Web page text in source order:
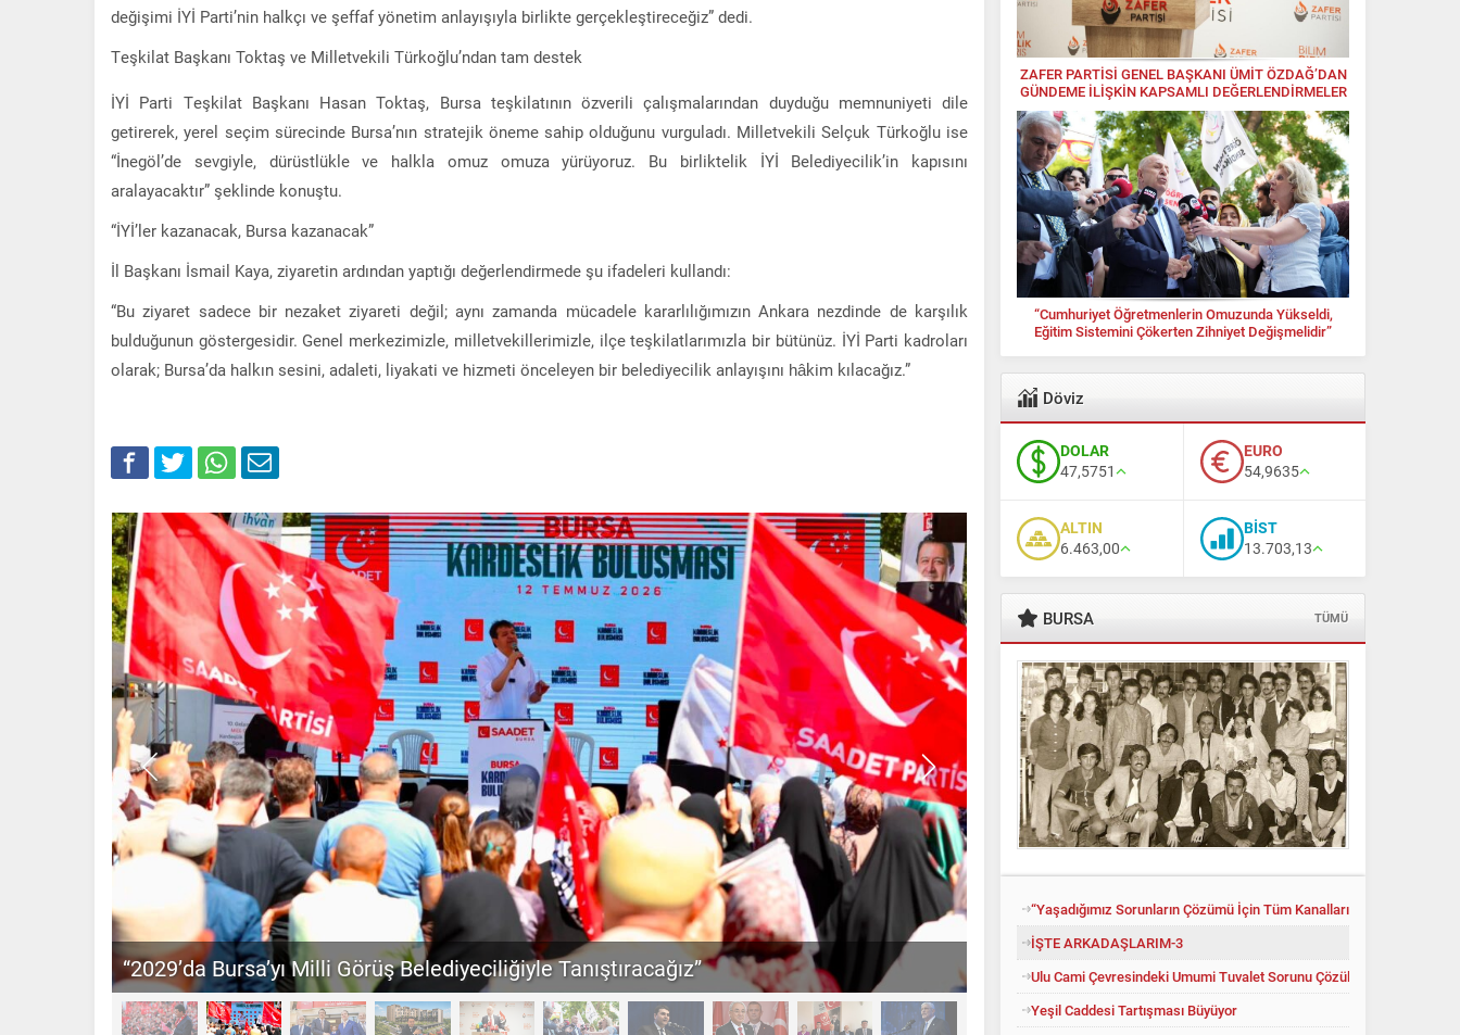
değişimi İYİ Parti’nin halkçı ve şeffaf yönetim anlayışıyla birlikte gerçekleştireceğiz” dedi.
Teşkilat Başkanı Toktaş ve Milletvekili Türkoğlu’ndan tam destek
İYİ Parti Teşkilat Başkanı Hasan Toktaş, Bursa teşkilatının özverili çalışmalarından duyduğu memnuniyeti dile
getirerek, yerel seçim sürecinde Bursa’nın stratejik öneme sahip olduğunu vurguladı. Milletvekili Selçuk Türkoğlu ise
“İnegöl’de sevgiyle, dürüstlükle ve halkla omuz omuza yürüyoruz. Bu birliktelik İYİ Belediyecilik’in kapısını
aralayacaktır” şeklinde konuştu.
“İYİ’ler kazanacak, Bursa kazanacak”
İl Başkanı İsmail Kaya, ziyaretin ardından yaptığı değerlendirmede şu ifadeleri kullandı:
“Bu ziyaret sadece bir nezaket ziyareti değil; aynı zamanda mücadele kararlılığımızın Ankara nezdinde de karşılık
bulduğunun göstergesidir. Genel merkezimizle, milletvekillerimizle, ilçe teşkilatlarımızla bir bütünüz. İYİ Parti kadroları
olarak; Bursa’da halkın sesini, adaleti, liyakati ve hizmeti önceleyen bir belediyecilik anlayışını hâkim kılacağız.”
“2029’da Bursa’yı Milli Görüş Belediyeciliğiyle Tanıştıracağız” Ali Babacan’dan Yeni İttifak Hamlesi
ZAFER PARTİSİ GENEL BAŞKANI ÜMİT ÖZDAĞ’DAN
GÜNDEME İLİŞKİN KAPSAMLI DEĞERLENDİRMELER
“Cumhuriyet Öğretmenlerin Omuzunda Yükseldi,
Eğitim Sistemini Çökerten Zihniyet Değişmelidir”
Döviz
DOLAR
47,5751
EURO
54,9635
ALTIN
6.463,00
BİST
13.703,13
BURSA TÜMÜ
“Yaşadığımız Sorunların Çözümü İçin Tüm Kanalları Denedik”
İŞTE ARKADAŞLARIM-3
Ulu Cami Çevresindeki Umumi Tuvalet Sorunu Çözüldü
Yeşil Caddesi Tartışması Büyüyor